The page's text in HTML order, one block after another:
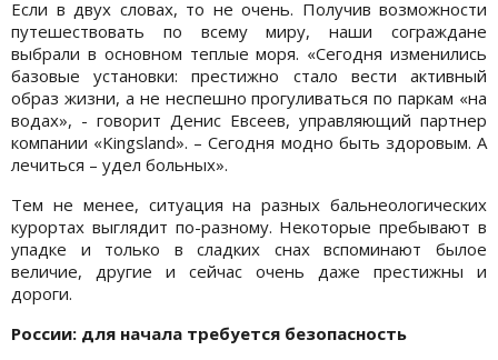
Если в двух словах, то не очень. Получив возможности
путешествовать по всему миру, наши сограждане
выбрали в основном теплые моря. «Сегодня изменились
базовые установки: престижно стало вести активный
образ жизни, а не неспешно прогуливаться по паркам «на
водах», - говорит Денис Евсеев, управляющий партнер
компании «Kingsland». – Сегодня модно быть здоровым. А
лечиться – удел больных».
Тем не менее, ситуация на разных бальнеологических
курортах выглядит по-разному. Некоторые пребывают в
упадке и только в сладких снах вспоминают былое
величие, другие и сейчас очень даже престижны и
дороги.
России: для начала требуется безопасность